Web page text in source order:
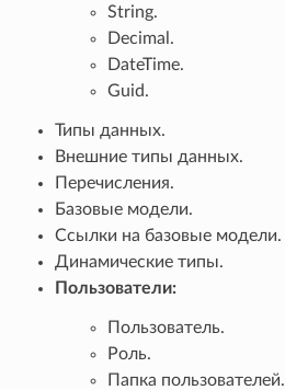
String.
Decimal.
DateTime.
Guid.
Типы данных.
Внешние типы данных.
Перечисления.
Базовые модели.
Ссылки на базовые модели.
Динамические типы.
Пользователи:
Пользователь.
Роль.
Папка пользователей.